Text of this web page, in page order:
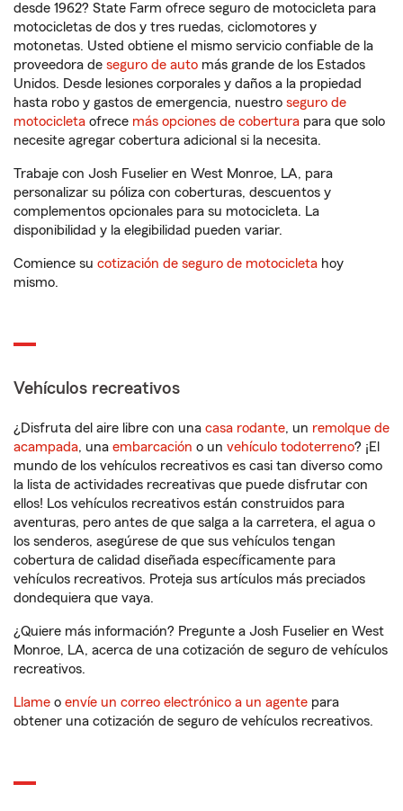
desde 1962? State Farm ofrece seguro de motocicleta para
motocicletas de dos y tres ruedas, ciclomotores y
motonetas. Usted obtiene el mismo servicio confiable de la
proveedora de seguro de auto más grande de los Estados
Unidos. Desde lesiones corporales y daños a la propiedad
hasta robo y gastos de emergencia, nuestro seguro de
motocicleta ofrece más opciones de cobertura para que solo
necesite agregar cobertura adicional si la necesita.
Trabaje con Josh Fuselier en West Monroe, LA, para
personalizar su póliza con coberturas, descuentos y
complementos opcionales para su motocicleta. La
disponibilidad y la elegibilidad pueden variar.
Comience su cotización de seguro de motocicleta hoy
mismo.
Vehículos recreativos
¿Disfruta del aire libre con una casa rodante, un remolque de
acampada, una embarcación o un vehículo todoterreno? ¡El
mundo de los vehículos recreativos es casi tan diverso como
la lista de actividades recreativas que puede disfrutar con
ellos! Los vehículos recreativos están construidos para
aventuras, pero antes de que salga a la carretera, el agua o
los senderos, asegúrese de que sus vehículos tengan
cobertura de calidad diseñada específicamente para
vehículos recreativos. Proteja sus artículos más preciados
dondequiera que vaya.
¿Quiere más información? Pregunte a Josh Fuselier en West
Monroe, LA, acerca de una cotización de seguro de vehículos
recreativos.
Llame o envíe un correo electrónico a un agente para
obtener una cotización de seguro de vehículos recreativos.